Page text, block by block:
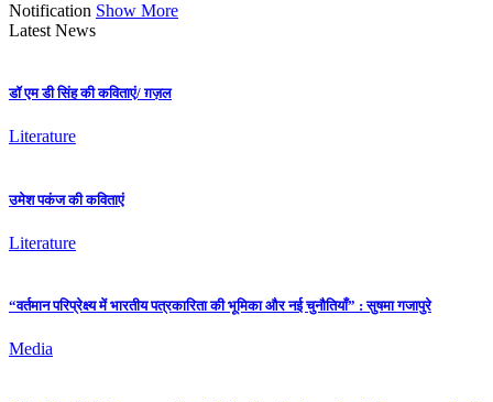
Notification Show More
Latest News
डॉ एम डी सिंह की कविताएं/ ग़ज़ल
Literature
उमेश पकंज की कविताएं
Literature
“वर्तमान परिप्रेक्ष्य में भारतीय पत्रकारिता की भूमिका और नई चुनौतियाँ” : सुषमा गजापुरे
Media